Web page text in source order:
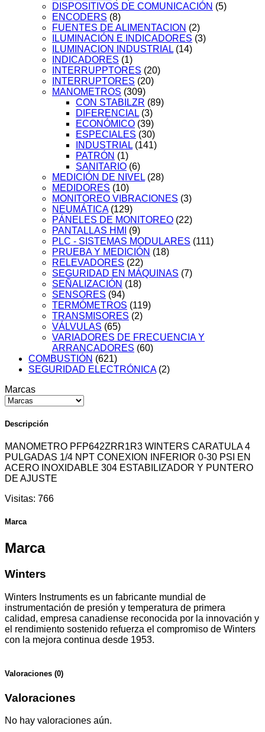
DISPOSITIVOS DE COMUNICACIÓN (5)
ENCODERS (8)
FUENTES DE ALIMENTACION (2)
ILUMINACIÓN E INDICADORES (3)
ILUMINACION INDUSTRIAL (14)
INDICADORES (1)
INTERRUPPTORES (20)
INTERRUPTORES (20)
MANOMETROS (309)
CON STABILZR (89)
DIFERENCIAL (3)
ECONÓMICO (39)
ESPECIALES (30)
INDUSTRIAL (141)
PATRÓN (1)
SANITARIO (6)
MEDICIÓN DE NIVEL (28)
MEDIDORES (10)
MONITOREO VIBRACIONES (3)
NEUMÁTICA (129)
PÁNELES DE MONITOREO (22)
PANTALLAS HMI
(9)
PLC - SISTEMAS MODULARES (111)
PRUEBA Y MEDICIÓN (18)
RELEVADORES (22)
SEGURIDAD EN MÁQUINAS (7)
SEÑALIZACIÓN (18)
SENSORES (94)
TERMÓMETROS (119)
TRANSMISORES (2)
VÁLVULAS (65)
VARIADORES DE FRECUENCIA Y
ARRANCADORES (60)
COMBUSTIÓN (621)
SEGURIDAD ELECTRÓNICA (2)
Marcas
Descripción
MANOMETRO PFP642ZRR1R3 WINTERS CARATULA 4
PULGADAS 1/4 NPT CONEXION INFERIOR 0-30 PSI EN
ACERO INOXIDABLE 304 ESTABILIZADOR Y PUNTERO
DE AJUSTE
Visitas: 766
Marca
Marca
Winters
Winters Instruments es un fabricante mundial de
instrumentación de presión y temperatura de primera
calidad, empresa canadiense reconocida por la innovación y
el rendimiento sostenido refuerza el compromiso de Winters
con la mejora continua desde 1953.
Valoraciones (0)
Valoraciones
No hay valoraciones aún.